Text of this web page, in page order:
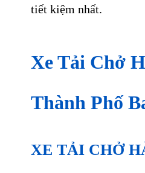
tiết kiệm nhất.
Xe Tải Chở
Thành Phố
XE TẢI CHỞ